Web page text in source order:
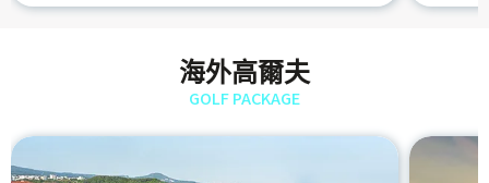
海外高爾夫
GOLF PACKAGE